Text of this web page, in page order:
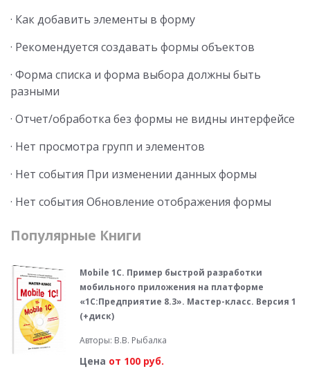
· Как добавить элементы в форму
· Рекомендуется создавать формы объектов
· Форма списка и форма выбора должны быть
разными
· Отчет/обработка без формы не видны интерфейсе
· Нет просмотра групп и элементов
· Нет события При изменении данных формы
· Нет события Обновление отображения формы
Популярные Книги
Mobile 1С. Пример быстрой разработки
мобильного приложения на платформе
«1С:Предприятие 8.3». Мастер-класс. Версия 1
(+диск)
Авторы: В.В. Рыбалка
Цена от 100 руб.